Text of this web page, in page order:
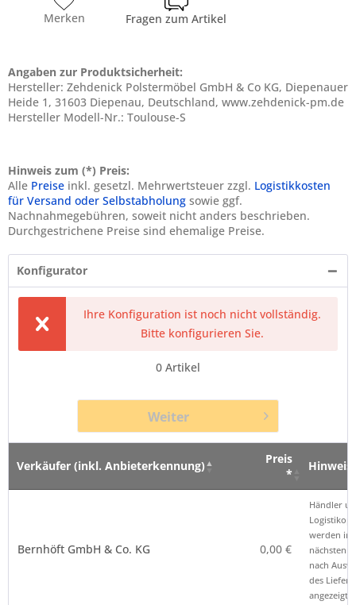
Merken Fragen zum Artikel
Angaben zur Produktsicherheit:
Hersteller: Zehdenick Polstermöbel GmbH & Co KG, Diepenauer
Heide 1, 31603 Diepenau, Deutschland, www.zehdenick-pm.de
Hersteller Modell-Nr.: Toulouse-S
Hinweis zum (*) Preis:
Alle Preise inkl. gesetzl. Mehrwertsteuer zzgl. Logistikkosten
für Versand oder Selbstabholung sowie ggf.
Nachnahmegebühren, soweit nicht anders beschrieben.
Durchgestrichene Preise sind ehemalige Preise.
Konfigurator
Ihre Konfiguration ist noch nicht vollständig.
Bitte konfigurieren Sie.
0 Artikel
Weiter
Verkäufer (inkl. Anbieterkennung)
Preis
*
Hinweis
Bernhöft GmbH & Co. KG 0,00 €
Händler
werden im
nächsten
nach
des
angezeigt.